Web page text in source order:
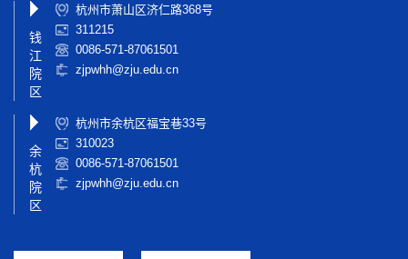
钱
江
院
区
杭州市萧山区济仁路368号
311215
0086-571-87061501
zjpwhh@zju.edu.cn
余
杭
院
区
杭州市余杭区福宝巷33号
310023
0086-571-87061501
zjpwhh@zju.edu.cn